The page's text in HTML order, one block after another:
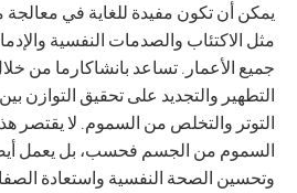
يمكن أن تكون مفيدة للغاية في
مثل الاكتئاب والصدمات النفسية
جميع الأعمار. تساعد بانشاكارما من
التطهير والتجديد على تحقيق التوازن
التوتر والتخلص من السموم. لا يقتصر
السموم من الجسم فحسب، بل يعمل
وتحسين الصحة النفسية واستعادة